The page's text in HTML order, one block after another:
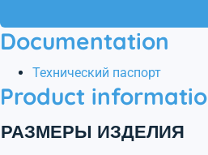
Documentation
Технический паспорт
Product
РАЗМЕРЫ ИЗДЕЛИЯ